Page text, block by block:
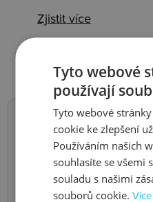
Zjistit více
NOVINKY,
SLEVY, AKCE
Tyto webové
používají
Tyto webové
cookie ke zlepšení
Používáním našich
souhlasíte se všemi
souladu s našimi
souborů cookie.